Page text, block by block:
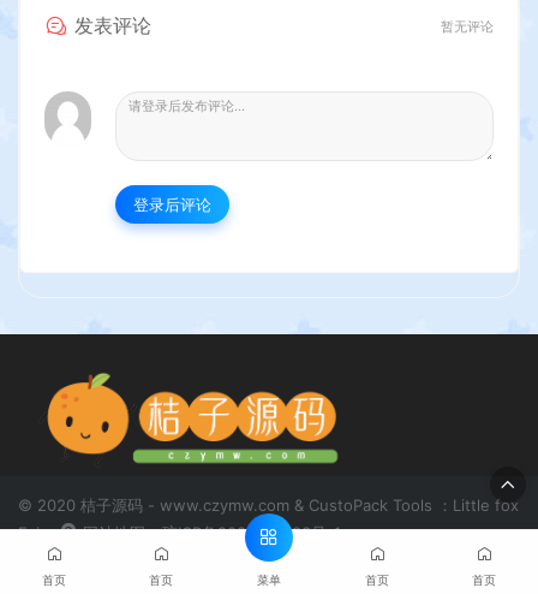
发表评论 暂无评论
登录后评论
© 2020 桔子源码 - www.czymw.com & CustoPack Tools ：Little fox
Fairy
网站地图 琼ICP备2020081683号-1
首页 首页 菜单 首页 首页